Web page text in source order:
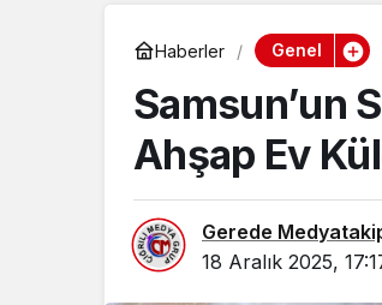
Haberler Genel
Samsun’un
Ahşap Ev
Gerede
18 Aralık 2025,